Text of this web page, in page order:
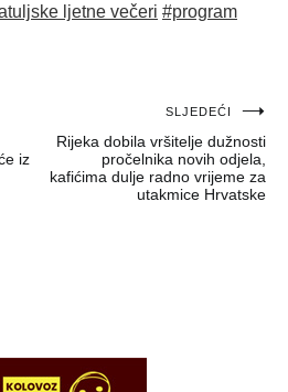
ljetne večeri #program
iz
SLJEDEĆI
Rijeka dobila vršitelje dužnosti
pročelnika novih odjela,
kafićima dulje radno vrijeme za
utakmice Hrvatske